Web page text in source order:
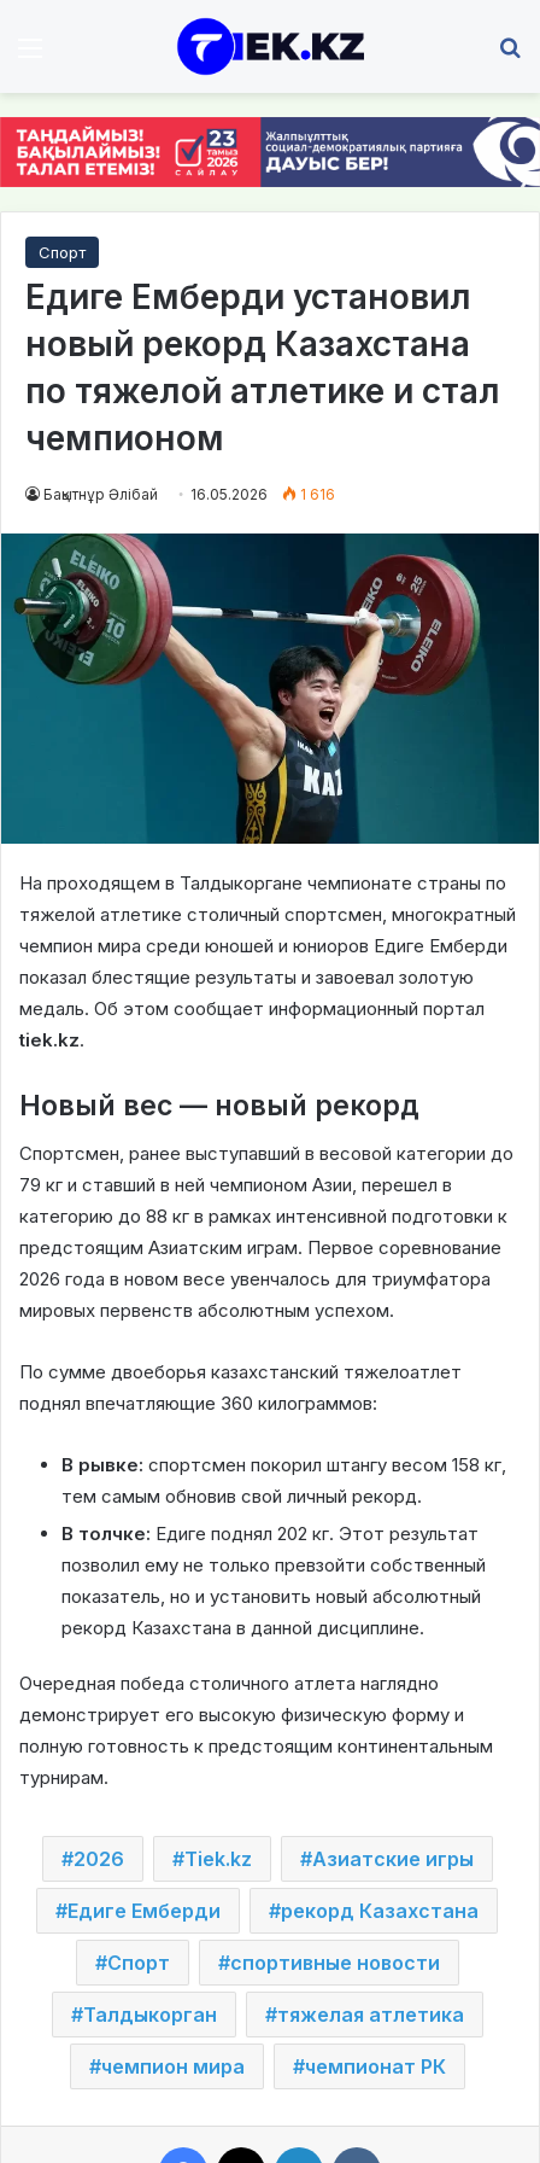
Спорт
Едиге Емберди установил
новый рекорд Казахстана
по тяжелой атлетике и стал
чемпионом
Бақытнұр Әлібай 16.05.2026 1 616
На проходящем в Талдыкоргане чемпионате страны по
тяжелой атлетике столичный спортсмен, многократный
чемпион мира среди юношей и юниоров Едиге Емберди
показал блестящие результаты и завоевал золотую
медаль. Об этом сообщает информационный портал
tiek.kz.
Новый вес — новый рекорд
Спортсмен, ранее выступавший в весовой категории до
79 кг и ставший в ней чемпионом Азии, перешел в
категорию до 88 кг в рамках интенсивной подготовки к
предстоящим Азиатским играм. Первое соревнование
2026 года в новом весе увенчалось для триумфатора
мировых первенств абсолютным успехом.
По сумме двоеборья казахстанский тяжелоатлет
поднял впечатляющие 360 килограммов:
В рывке: спортсмен покорил штангу весом 158 кг,
тем самым обновив свой личный рекорд.
В толчке: Едиге поднял 202 кг. Этот результат
позволил ему не только превзойти собственный
показатель, но и установить новый абсолютный
рекорд Казахстана в данной дисциплине.
Очередная победа столичного атлета наглядно
демонстрирует его высокую физическую форму и
полную готовность к предстоящим континентальным
турнирам.
2026 Tiek.kz Азиатские игры
Едиге Емберди рекорд Казахстана
Спорт спортивные новости
Талдыкорган тяжелая атлетика
чемпион мира чемпионат РК